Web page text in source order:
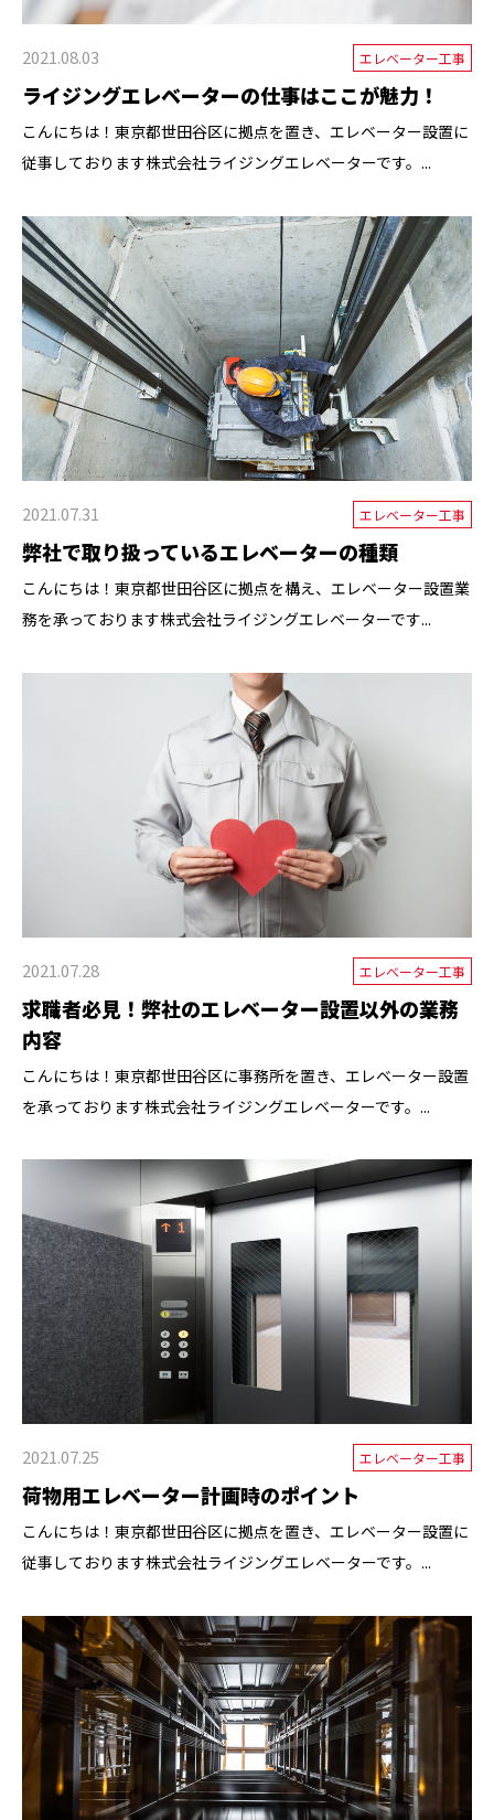
2021.08.03 エレベーター工事
ライジングエレベーターの仕事はここが魅力！
こんにちは！東京都世田谷区に拠点を置き、エレベーター設置に
従事しております株式会社ライジングエレベーターです。...
2021.07.31 エレベーター工事
弊社で取り扱っているエレベーターの種類
こんにちは！東京都世田谷区に拠点を構え、エレベーター設置業
務を承っております株式会社ライジングエレベーターです...
2021.07.28 エレベーター工事
求職者必見！弊社のエレベーター設置以外の業務
内容
こんにちは！東京都世田谷区に事務所を置き、エレベーター設置
を承っております株式会社ライジングエレベーターです。...
2021.07.25 エレベーター工事
荷物用エレベーター計画時のポイント
こんにちは！東京都世田谷区に拠点を置き、エレベーター設置に
従事しております株式会社ライジングエレベーターです。...